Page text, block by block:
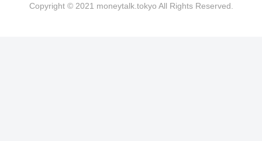
Copyright © 2021 moneytalk.tokyo All Rights Reserved.